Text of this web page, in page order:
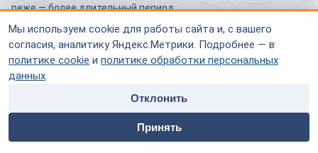
Мы используем cookie для работы сайта и, с вашего
согласия, аналитику Яндекс.Метрики. Подробнее — в
политике cookie и политике обработки персональных
данных.
Отклонить
Принять
home people
Специалисты
payment contacts
реже — более длительный период.
Что такое конфабуляции и как отличить
их от намеренной лжи?
или искажёнными воспоминаниями, в которые человек
искренне верит. Он не обманывает: для него эти
«воспоминания» субъективно реальны. Например, пациент